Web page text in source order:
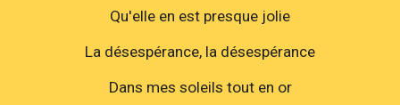
Qu'elle en est presque jolie
La désespérance, la désespérance
Dans mes soleils tout en or